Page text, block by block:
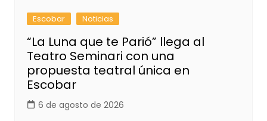
Escobar Noticias
“La Luna que te Parió” llega al
Teatro Seminari con una
propuesta teatral única en
Escobar
6 de agosto de 2026